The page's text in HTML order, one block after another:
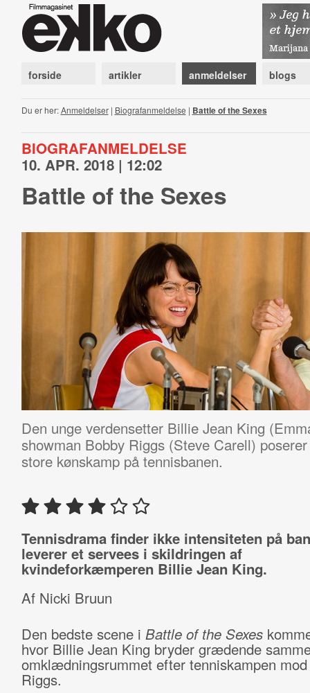
forside artikler anmeldelser blogs
Du er her:Anmeldelser| Biografanmeldelse | Battle of the Sexes
BIOGRAFANMELDELSE
10. APR. 2018 | 12:02
Battle of the Sexes
Den unge verdensetter Billie Jean King
showman Bobby Riggs (Steve Carell)
store kønskamp på tennisbanen.
Tennisdrama finder ikke intensiteten på
leverer et servees i skildringen af
kvindeforkæmperen Billie Jean King.
Af Nicki Bruun
Den bedste scene i Battle of the Sexes
hvor Billie Jean King bryder grædende
omklædningsrummet efter tenniskampen
Riggs.